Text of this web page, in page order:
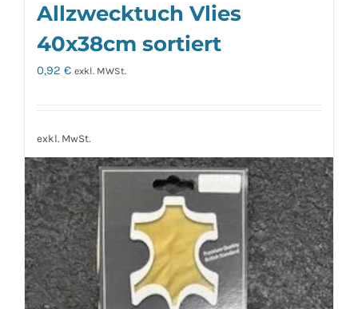
Allzwecktuch Vlies
40x38cm sortiert
0,92 € exkl. MWSt.
exkl. MwSt.
zzgl. Versandkosten
Ausführung wählen
Dieses
Produkt
weist
mehrere
Varianten
Details